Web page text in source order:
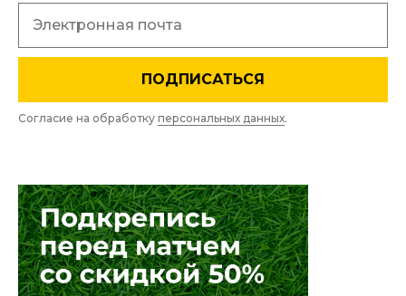
ПОДПИСАТЬСЯ
Согласие на обработку персональных данных.